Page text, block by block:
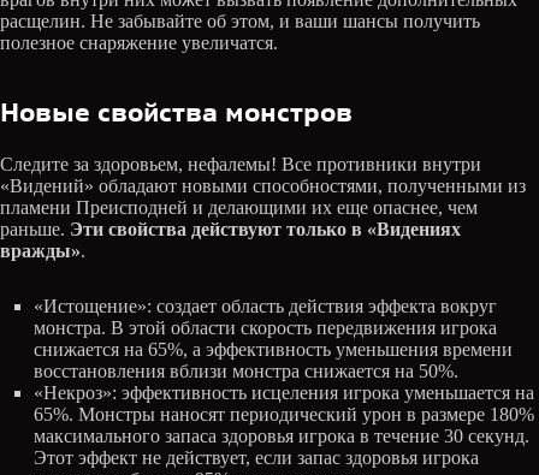
расщелин. Не забывайте об этом, и ваши шансы получить
полезное снаряжение увеличатся.
Новые свойства монстров
Следите за здоровьем, нефалемы! Все противники внутри
«Видений» обладают новыми способностями, полученными из
пламени Преисподней и делающими их еще опаснее, чем
раньше. Эти свойства действуют только в «Видениях
вражды».
«Истощение»: создает область действия эффекта вокруг
монстра. В этой области скорость передвижения игрока
снижается на 65%, а эффективность уменьшения времени
восстановления вблизи монстра снижается на 50%.
«Некроз»: эффективность исцеления игрока уменьшается на
65%. Монстры наносят периодический урон в размере 180%
максимального запаса здоровья игрока в течение 30 секунд.
Этот эффект не действует, если запас здоровья игрока